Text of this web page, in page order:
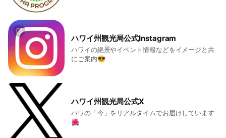
ハワイ州観光局公式Instagram
ハワイの絶景やイベント情報などをイメージと共
にご案内😎
ハワイ州観光局公式X
ハワの「今」をリアルタイムでお届けしています
🌺